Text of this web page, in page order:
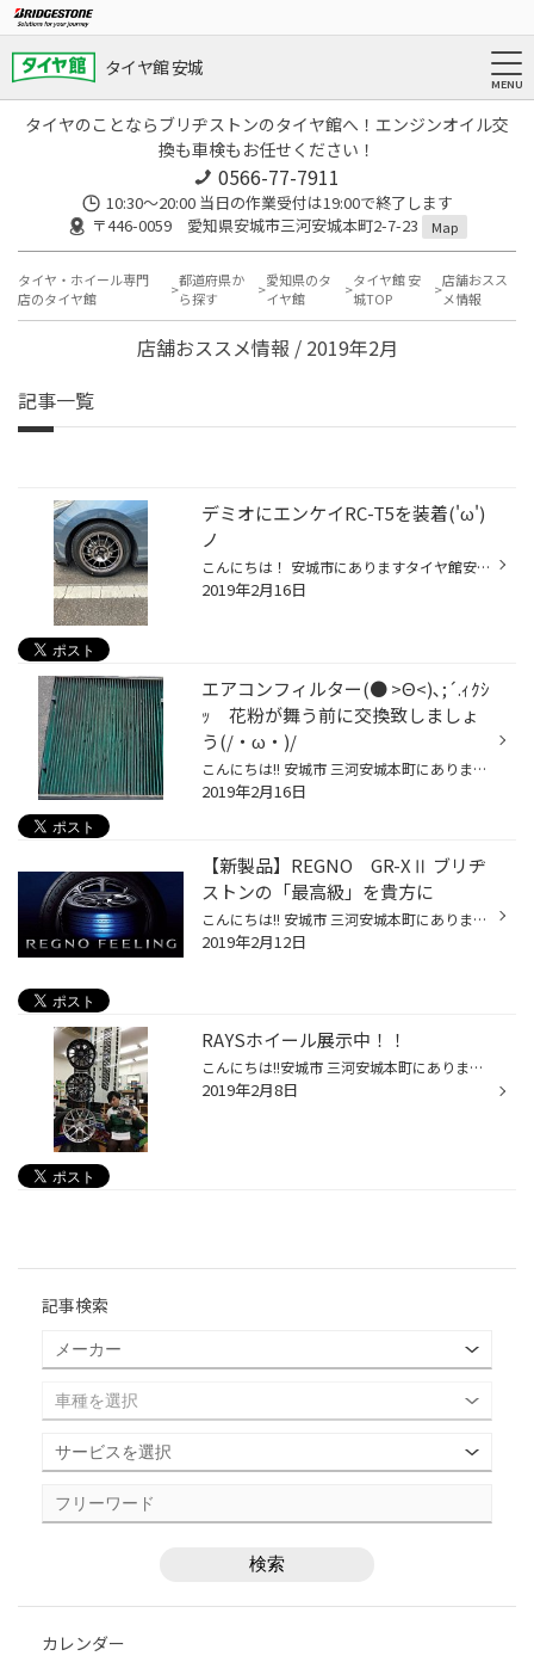
タイヤ館 安城
タイヤのことならブリヂストンのタイヤ館へ！エンジンオイル交
換も車検もお任せください！
0566-77-7911
10:30〜20:00 当日の作業受付は19:00で終了します
〒446-0059 愛知県安城市三河安城本町2-7-23
Map
タイヤ・ホイール専門
店のタイヤ館
都道府県か
ら探す
愛知県のタ
イヤ館
タイヤ館 安
城TOP
店舗おスス
メ情報
店舗おススメ情報 / 2019年2月
記事一覧
デミオにエンケイRC-T5を装着('ω')
ノ
こんにちは！ 安城市にありますタイヤ館安城です！ 今回は現行デミオにエンケイ RC-T5を装着させて頂きました(*'▽') ホイールサイズは16X7J 4/100 ＋42 ダークシルバーです！ タイヤは セイバーリングSL201 195/55R16 スポーティなフォルムにダークなカラーリングで車のカラーにもマッチ！！ お買い...
2019年2月16日
エアコンフィルター(● >Θ<)､;´.ｨｸｼ
ｯ 花粉が舞う前に交換致しましょ
う(/・ω・)/
こんにちは!! 安城市 三河安城本町にあります 【タイヤ館 安城】 乁(˙ω˙乁)ｳﾈｳﾈ 茶太郎です 暦の上では「立春」 とは言え 寒っちょブルブルな日々が続きますね しかし暦通りにちゃっかりやって来る奴が居ます その名も 「花粉症」 お外に出る時はマスクが欠かせないですね そこで忘れてはイケナイの...
2019年2月16日
【新製品】REGNO GR-XⅡ ブリヂ
ストンの「最高級」を貴方に
こんにちは!! 安城市 三河安城本町にあります 【タイヤ館 安城】 乁(˙ω˙乁)ｳﾈｳﾈ 茶太郎です タイトルからお分かりの通り ブリヂストン乗用車用タイヤのフラッグシップブランド REGNOに新製品が登場致しました その名もREGNO GR-XⅡでございます ※ジーアール・クロスツーとお読み下さい ジャジャジャ...
2019年2月12日
RAYSホイール展示中！！
こんにちは!!安城市 三河安城本町にあります【タイヤ館 安城】です！ 当店ではRAYSさんにご協力いただき、RAYSホイールキャンペーン＆ホムラシリーズを展示させていただいてます！！ ホムラのニューモデルHOMURA２X９ジェットブラックエディション２も展示させていただいてますので実物を見るチャン...
2019年2月8日
記事検索
カレンダー